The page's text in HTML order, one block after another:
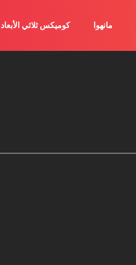
مانهوا كوميكس ثلاثي الأبعاد